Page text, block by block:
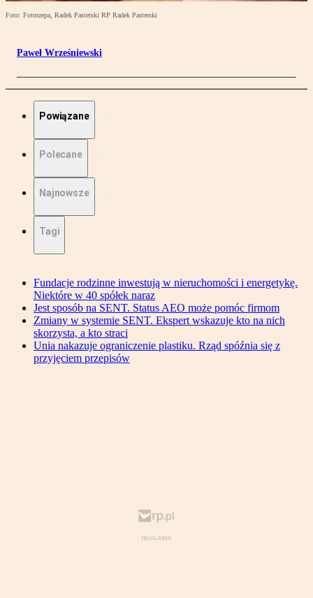
Foto: Fotorzepa, Radek Pasterski RP Radek Pasterski
Paweł Wrześniewski
Powiązane
Polecane
Najnowsze
Tagi
Fundacje rodzinne inwestują w nieruchomości i energetykę.
Niektóre w 40 spółek naraz
Jest sposób na SENT. Status AEO może pomóc firmom
Zmiany w systemie SENT. Ekspert wskazuje kto na nich
skorzysta, a kto straci
Unia nakazuje ograniczenie plastiku. Rząd spóźnia się z
przyjęciem przepisów